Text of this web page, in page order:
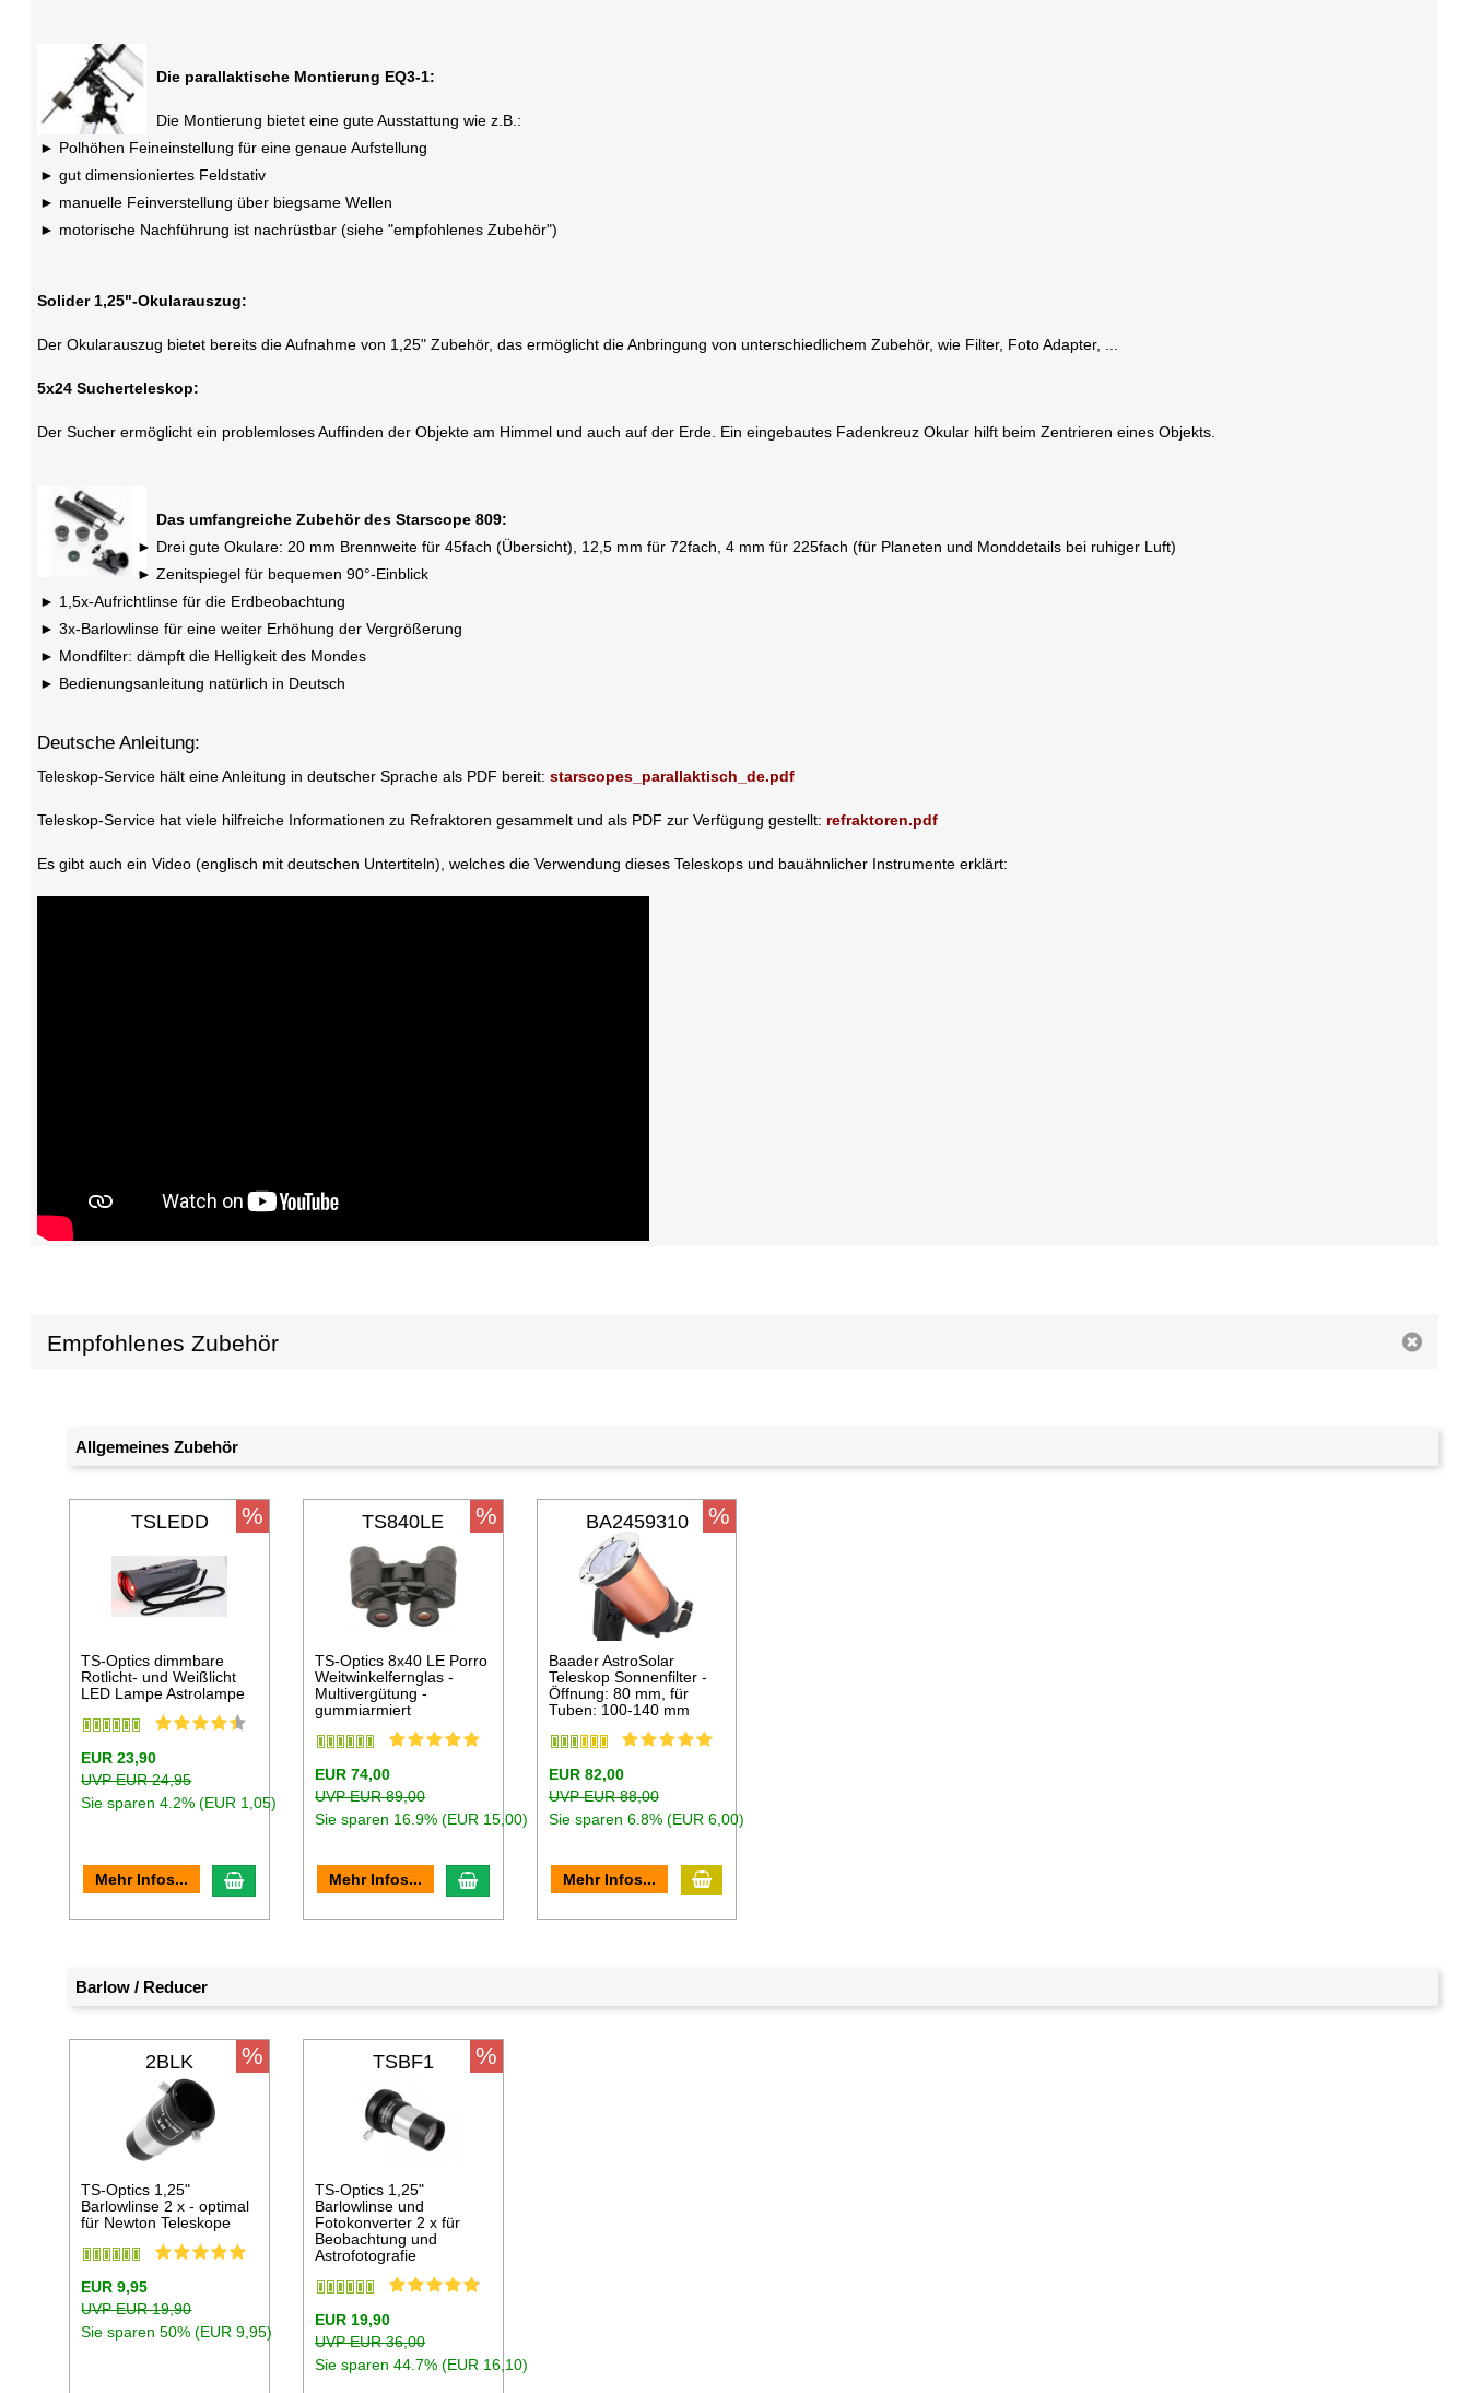
Die parallaktische Montierung EQ3-1:
Die Montierung bietet eine gute Ausstattung wie z.B.:
Polhöhen Feineinstellung für eine genaue Aufstellung
gut dimensioniertes Feldstativ
manuelle Feinverstellung über biegsame Wellen
motorische Nachführung ist nachrüstbar (siehe "empfohlenes Zubehör")
Solider 1,25"-Okularauszug:
Der Okularauszug bietet bereits die Aufnahme von 1,25" Zubehör, das ermöglicht die Anbringung von unterschiedlichem Zubehör, wie Filter, Foto Adapter, ...
5x24 Sucherteleskop:
Der Sucher ermöglicht ein problemloses Auffinden der Objekte am Himmel und auch auf der Erde. Ein eingebautes Fadenkreuz Okular hilft beim Zentrieren eines Objekts.
Das umfangreiche Zubehör des Starscope 809:
Drei gute Okulare: 20 mm Brennweite für 45fach (Übersicht), 12,5 mm für 72fach, 4 mm für 225fach (für Planeten und Monddetails bei ruhiger Luft)
Zenitspiegel für bequemen 90°-Einblick
1,5x-Aufrichtlinse für die Erdbeobachtung
3x-Barlowlinse für eine weiter Erhöhung der Vergrößerung
Mondfilter: dämpft die Helligkeit des Mondes
Bedienungsanleitung natürlich in Deutsch
Deutsche Anleitung:
Teleskop-Service hält eine Anleitung in deutscher Sprache als PDF bereit:starscopes_parallaktisch_de.pdf
Teleskop-Service hat viele hilfreiche Informationen zu Refraktoren gesammelt und als PDF zur Verfügung gestellt: refraktoren.pdf
Es gibt auch ein Video (englisch mit deutschen Untertiteln), welches die Verwendung dieses Teleskops und bauähnlicher Instrumente erklärt:
Empfohlenes Zubehör
Allgemeines Zubehör
TSLEDD
TS-Optics dimmbare
Rotlicht- und Weißlicht
LED Lampe Astrolampe
EUR 23,90
UVP EUR 24,95
Sie sparen 4.2% (EUR 1,05)
Mehr Infos... In den Warenkorb
% TS840LE
TS-Optics 8x40 LE Porro
Weitwinkelfernglas -
Multivergütung -
gummiarmiert
EUR 74,00
UVP EUR 89,00
Sie sparen 16.9% (EUR 15,00)
Mehr Infos... In den Warenkorb
% BA2459310
Baader AstroSolar
Teleskop Sonnenfilter -
Öffnung: 80 mm, für
Tuben: 100-140 mm
EUR 82,00
UVP EUR 88,00
Sie sparen 6.8% (EUR 6,00)
Mehr Infos... In den Warenkorb
%
Barlow / Reducer
2BLK
TS-Optics 1,25"
Barlowlinse 2 x - optimal
für Newton Teleskope
EUR 9,95
UVP EUR 19,90
Sie sparen 50% (EUR 9,95)
% TSBF1
TS-Optics 1,25"
Barlowlinse und
Fotokonverter 2 x für
Beobachtung und
Astrofotografie
EUR 19,90
UVP EUR 36,00
Sie sparen 44.7% (EUR 16,10)
%